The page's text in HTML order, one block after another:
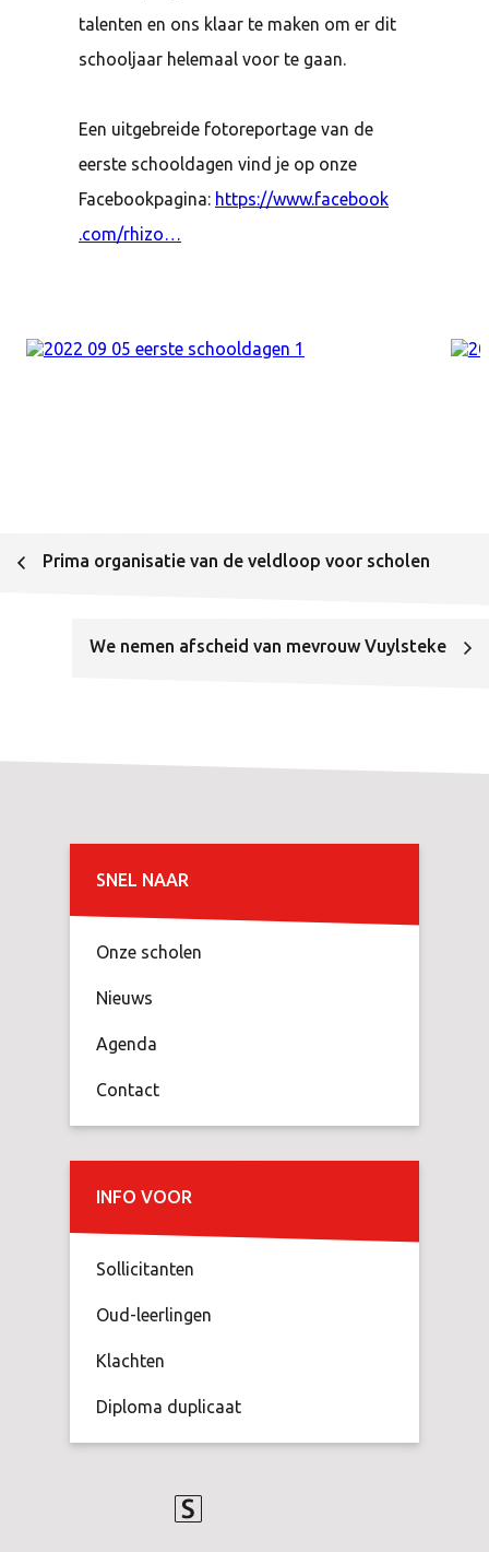
talenten en ons klaar te maken om er dit
schooljaar helemaal voor te gaan.
Een uitgebreide fotoreportage van de
eerste schooldagen vind je op onze
Facebookpagina: https://​www​.facebook​
.com/​rhizo…
Prima organisatie van de veldloop voor scholen
We nemen afscheid van mevrouw Vuylsteke
SNEL NAAR
Onze scholen
Nieuws
Agenda
Contact
INFO VOOR
Sollicitanten
Oud-leerlingen
Klachten
Diploma duplicaat